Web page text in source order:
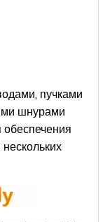
пучками
шнурами